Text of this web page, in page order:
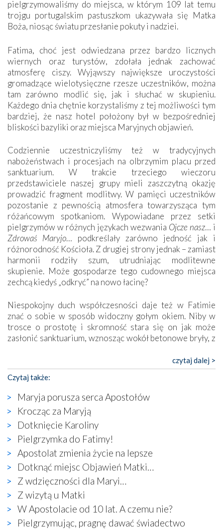
pielgrzymowaliśmy do miejsca, w którym 109 lat temu
trojgu portugalskim pastuszkom ukazywała się Matka
Boża, niosąc światu przesłanie pokuty i nadziei.
Fatima, choć jest odwiedzana przez bardzo licznych
wiernych oraz turystów, zdołała jednak zachować
atmosferę ciszy. Wyjąwszy największe uroczystości
gromadzące wielotysięczne rzesze uczestników, można
tam zarówno modlić się, jak i słuchać w skupieniu.
Każdego dnia chętnie korzystaliśmy z tej możliwości tym
bardziej, że nasz hotel położony był w bezpośredniej
bliskości bazyliki oraz miejsca Maryjnych objawień.
Codziennie uczestniczyliśmy też w tradycyjnych
nabożeństwach i procesjach na olbrzymim placu przed
sanktuarium. W trakcie trzeciego wieczoru
przedstawiciele naszej grupy mieli zaszczytną okazję
prowadzić fragment modlitwy. W pamięci uczestników
pozostanie z pewnością atmosfera towarzysząca tym
różańcowym spotkaniom. Wypowiadane przez setki
pielgrzymów w różnych językach wezwania Ojcze nasz… i
Zdrowaś Maryjo… podkreślały zarówno jedność jak i
różnorodność Kościoła. Z drugiej strony jednak – zamiast
harmonii rodziły szum, utrudniając modlitewne
skupienie. Może gospodarze tego cudownego miejsca
zechcą kiedyś „odkryć” na nowo łacinę?
Niespokojny duch współczesności daje też w Fatimie
znać o sobie w sposób widoczny gołym okiem. Niby w
trosce o prostotę i skromność stara się on jak może
zasłonić sanktuarium, wznosząc wokół betonowe bryły, z
katolickiego kultu. Tylko co wspólnego z żywą,
autentyczną wiarą mogą mieć płaskie, szare bunkry albo
kaplice, w których Tabernakulum przypomina bardziej
skrzynkę na narzędzia? Albo co powiedzieć o ustawionym
tuż przy nowej bazylice wielkim krzyżu, na którym
zamiast Chrystusa umieszczono dziwaczną postać jakby
wyjętą ze starożytnych hieroglifów? W kulturowym
kontekście naszych czasów to raczej karykatura niż godny
wizerunek Zbawiciela…
Zatem nawet w bezpośrednim otoczeniu sanktuarium
naocznie przekonaliśmy się, że wewnątrz Kościoła toczy
się ogromna walka o kształt katolicyzmu i o serca
wierzących. Do czego to zmaganie może prowadzić,
widzieliśmy w urokliwym, niewielkim mieście Obidos,
gdzie w miejscu dawnego kościoła działa dzisiaj…
księgarnia.
czytaj dalej >
Czytaj także:
Maryja porusza serca Apostołów
Krocząc za Maryją
Dotknięcie Karoliny
Pielgrzymka do Fatimy!
Apostolat zmienia życie na lepsze
Dotknąć miejsc Objawień Matki…
Z wdzięczności dla Maryi…
Z wizytą u Matki
W Apostolacie od 10 lat. A czemu nie?
Pielgrzymując, pragnę dawać świadectwo